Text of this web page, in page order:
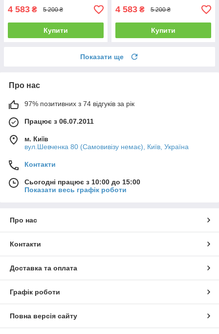
4 583 ₴ 5 200 ₴
Купити
4 583 ₴ 5 200 ₴
Купити
Показати ще
Про нас
97% позитивних з 74 відгуків за рік
Працює з 06.07.2011
м. Київ
вул.Шевченка 80 (Самовивізу немає), Київ, Україна
Контакти
Сьогодні працює з 10:00 до 15:00
Показати весь графік роботи
Про нас
Контакти
Доставка та оплата
Графік роботи
Повна версія сайту